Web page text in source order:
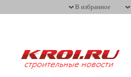
В избранное